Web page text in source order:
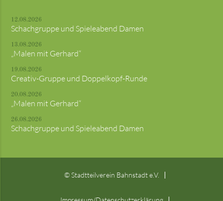
12.08.2026
Schachgruppe und Spieleabend Damen
13.08.2026
„Malen mit Gerhard“
19.08.2026
Creativ-Gruppe und Doppelkopf-Runde
20.08.2026
„Malen mit Gerhard“
26.08.2026
Schachgruppe und Spieleabend Damen
© Stadtteilverein Bahnstadt e.V.